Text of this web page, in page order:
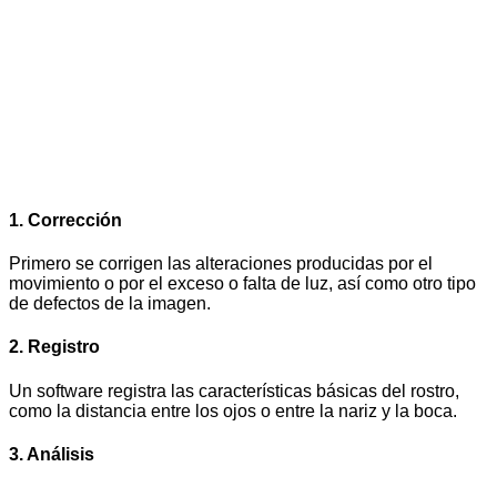
1. Corrección
Primero se corrigen las alteraciones producidas por el
movimiento o por el exceso o falta de luz, así como otro tipo
de defectos de la imagen.
2. Registro
Un software registra las características básicas del rostro,
como la distancia entre los ojos o entre la nariz y la boca.
3. Análisis